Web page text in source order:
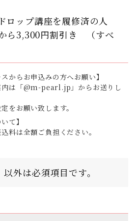
ロップ講座を履修済の人
ら3,300円割引き （すべ
からお申込みの方へお願い】
内は「@m-pearl.jp」からお送りし
をお願い致します。
て】
料は全額ご負担ください。
以外は必須項目です。